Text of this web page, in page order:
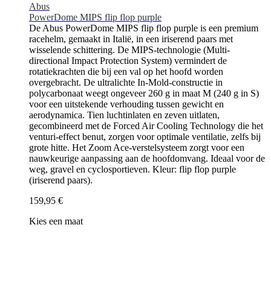
Abus
PowerDome MIPS flip flop purple
De Abus PowerDome MIPS flip flop purple is een premium
racehelm, gemaakt in Italië, in een iriserend paars met
wisselende schittering. De MIPS-technologie (Multi-
directional Impact Protection System) vermindert de
rotatiekrachten die bij een val op het hoofd worden
overgebracht. De ultralichte In-Mold-constructie in
polycarbonaat weegt ongeveer 260 g in maat M (240 g in S)
voor een uitstekende verhouding tussen gewicht en
aerodynamica. Tien luchtinlaten en zeven uitlaten,
gecombineerd met de Forced Air Cooling Technology die het
venturi-effect benut, zorgen voor optimale ventilatie, zelfs bij
grote hitte. Het Zoom Ace-verstelsysteem zorgt voor een
nauwkeurige aanpassing aan de hoofdomvang. Ideaal voor de
weg, gravel en cyclosportieven. Kleur: flip flop purple
(iriserend paars).
159,95 €
Kies een maat